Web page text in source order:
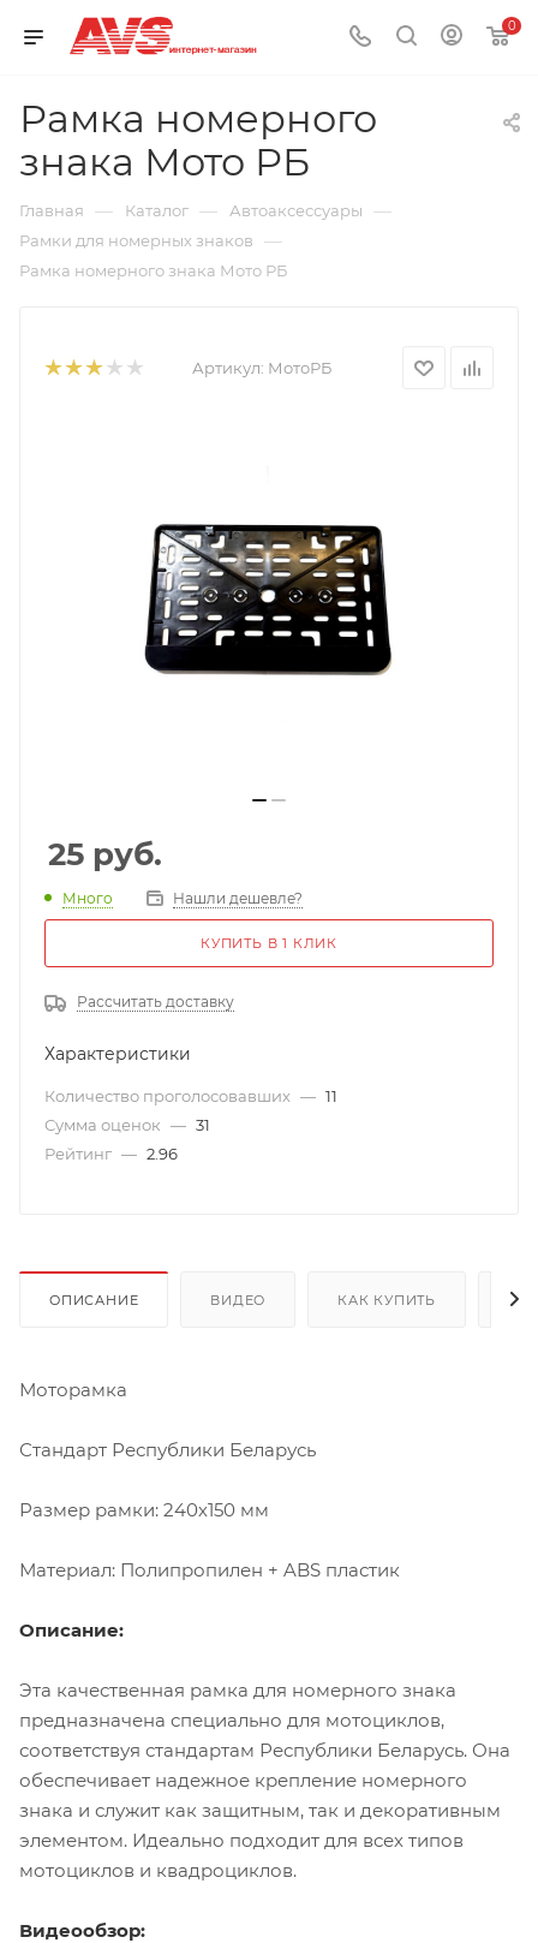
0
Рамка номерного
знака Мото РБ
Главная — Каталог — Автоаксессуары —
Рамки для номерных знаков —
Рамка номерного знака Мото РБ
Артикул: МотоРБ
25 руб.
Много Нашли дешевле?
КУПИТЬ В 1 КЛИК
Рассчитать доставку
Характеристики
Количество проголосовавших — 11
Сумма оценок — 31
Рейтинг — 2.96
ОПИСАНИЕ ВИДЕО КАК КУПИТЬ
Моторамка
Стандарт Республики Беларусь
Размер рамки: 240х150 мм
Материал: Полипропилен + ABS пластик
Описание:
Эта качественная рамка для номерного знака
предназначена специально для мотоциклов,
соответствуя стандартам Республики Беларусь. Она
обеспечивает надежное крепление номерного
знака и служит как защитным, так и декоративным
элементом. Идеально подходит для всех типов
мотоциклов и квадроциклов.
Видеообзор: